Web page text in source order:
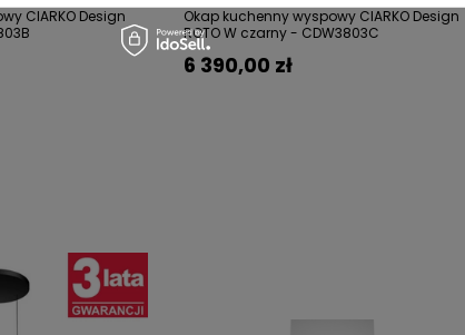
CIARKO Design
Okap kuchenny wyspowy CIARKO Design
ROTO W czarny - CDW3803C
6 390,00 zł